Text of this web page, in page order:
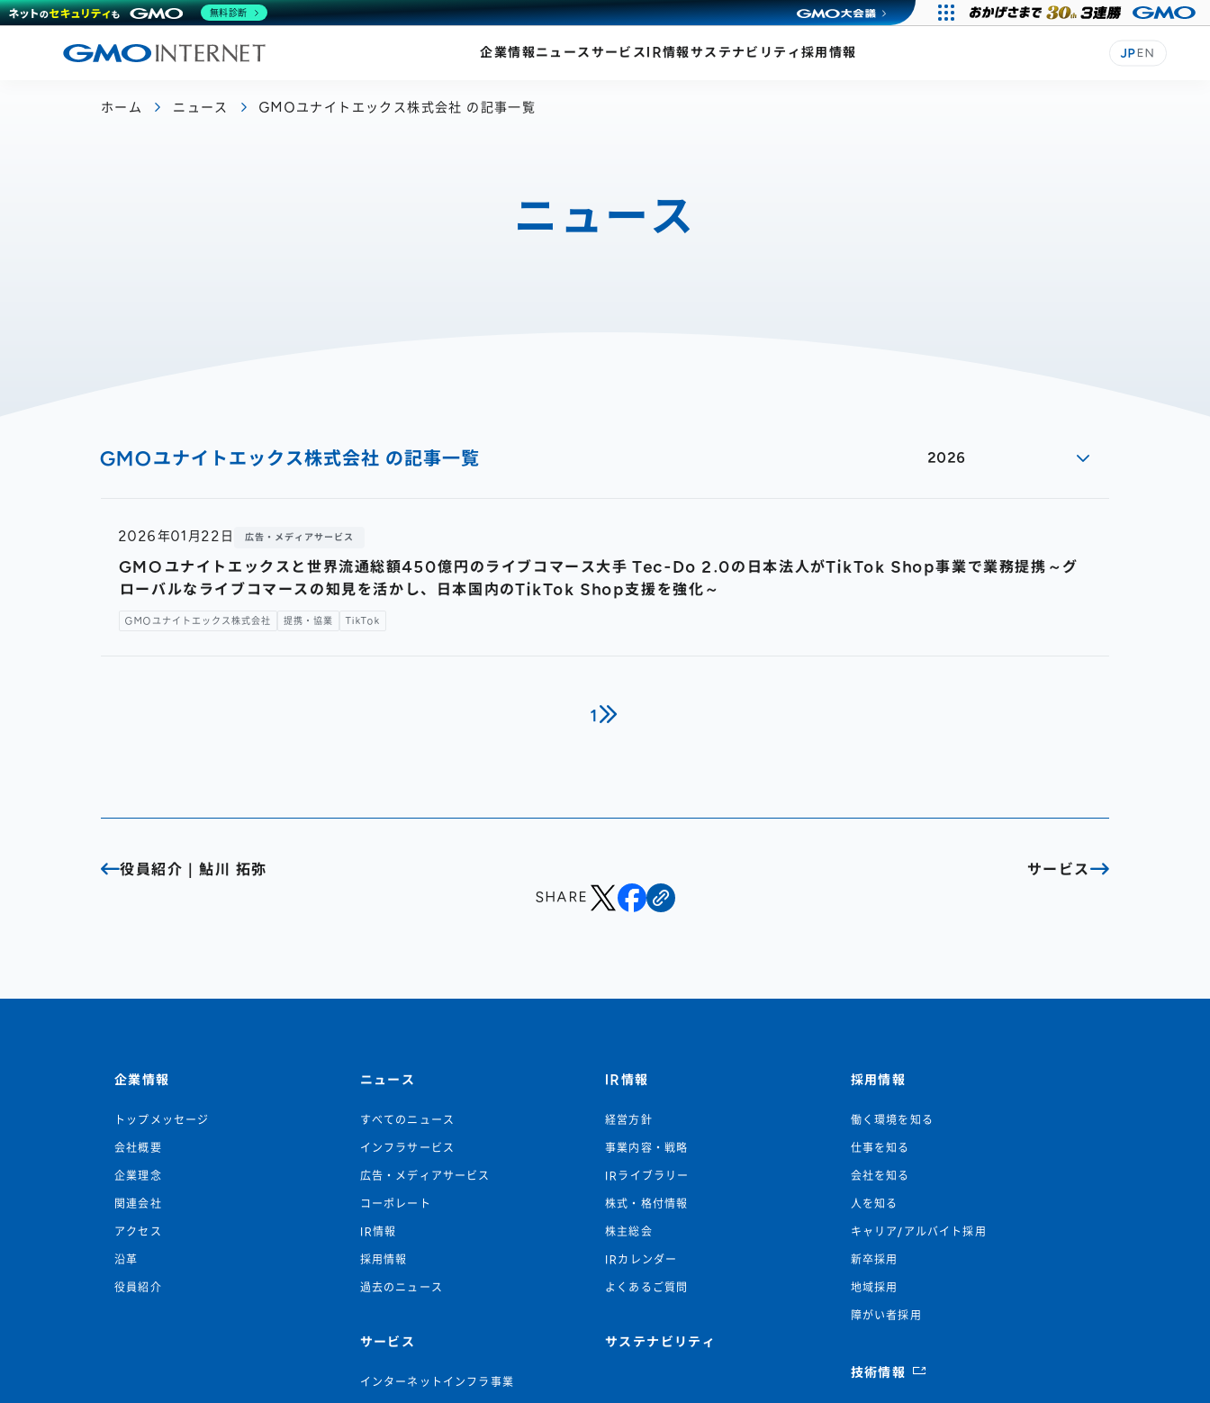
企業情報ニュースサービス IR情報サステナビリティ採用情報 JPEN
ホーム ニュース GMOユナイトエックス株式会社 の記事一覧
ニュース
GMOユナイトエックス株式会社 の記事一覧 2026
2026年01月22日 広告・メディアサービス
GMOユナイトエックスと世界流通総額450億円のライブコマース大手 Tec-Do 2.0の日本法人がTikTok Shop事業で業務提携～グ
ローバルなライブコマースの知見を活かし、日本国内のTikTok Shop支援を強化～
GMOユナイトエックス株式会社 提携・協業 TikTok
1
役員紹介｜鮎川 拓弥 サービス
SHARE
企業情報
トップメッセージ
会社概要
企業理念
関連会社
アクセス
沿革
役員紹介
ニュース
すべてのニュース
インフラサービス
広告・メディアサービス
コーポレート
IR情報
採用情報
過去のニュース
サービス
インターネットインフラ事業
IR情報
経営方針
事業内容・戦略
IRライブラリー
株式・格付情報
株主総会
IRカレンダー
よくあるご質問
サステナビリティ
採用情報
働く環境を知る
仕事を知る
会社を知る
人を知る
キャリア/アルバイト採用
新卒採用
地域採用
障がい者採用
技術情報
無料診断